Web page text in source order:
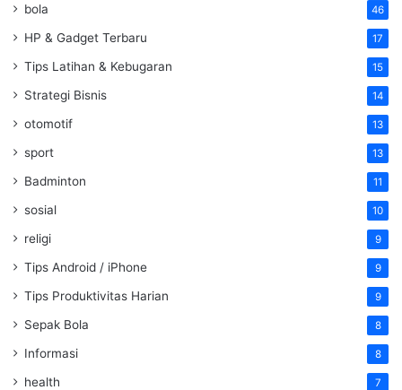
bola 46
HP & Gadget Terbaru 17
Tips Latihan & Kebugaran 15
Strategi Bisnis 14
otomotif 13
sport 13
Badminton 11
sosial 10
religi 9
Tips Android / iPhone 9
Tips Produktivitas Harian 9
Sepak Bola 8
Informasi 8
health 7